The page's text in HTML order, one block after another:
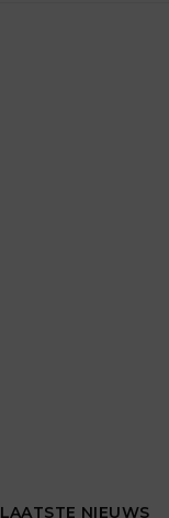
LAATSTE NIEUWS